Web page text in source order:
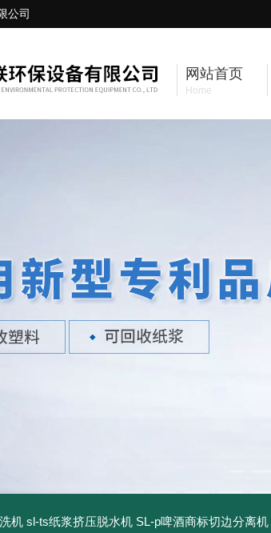
公司
网站首页
Home
机 sl-ts纸浆挤压脱水机 SL-p啤酒商标切边分离机